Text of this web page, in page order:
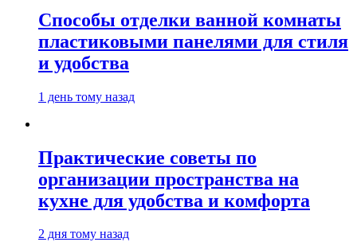
Способы отделки ванной комнаты
пластиковыми панелями для стиля
и удобства
1 день тому назад
Практические советы по
организации пространства на
кухне для удобства и комфорта
2 дня тому назад